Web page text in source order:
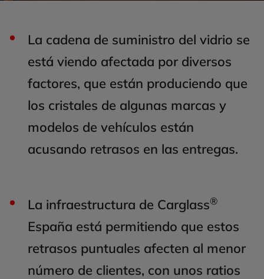
La cadena de suministro del vidrio se
está viendo afectada por diversos
factores, que están produciendo que
los cristales de algunas marcas y
modelos de vehículos están
acusando retrasos en las entregas.
La infraestructura de Carglass®
España está permitiendo que estos
retrasos puntuales afecten al menor
número de clientes, con unos ratios